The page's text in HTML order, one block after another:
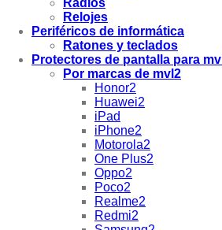
Relojes
Periféricos de informática
Ratones y teclados
Protectores de pantalla para mvl
Por marcas de mvl2
Honor2
Huawei2
iPad
iPhone2
Motorola2
One Plus2
Oppo2
Poco2
Realme2
Redmi2